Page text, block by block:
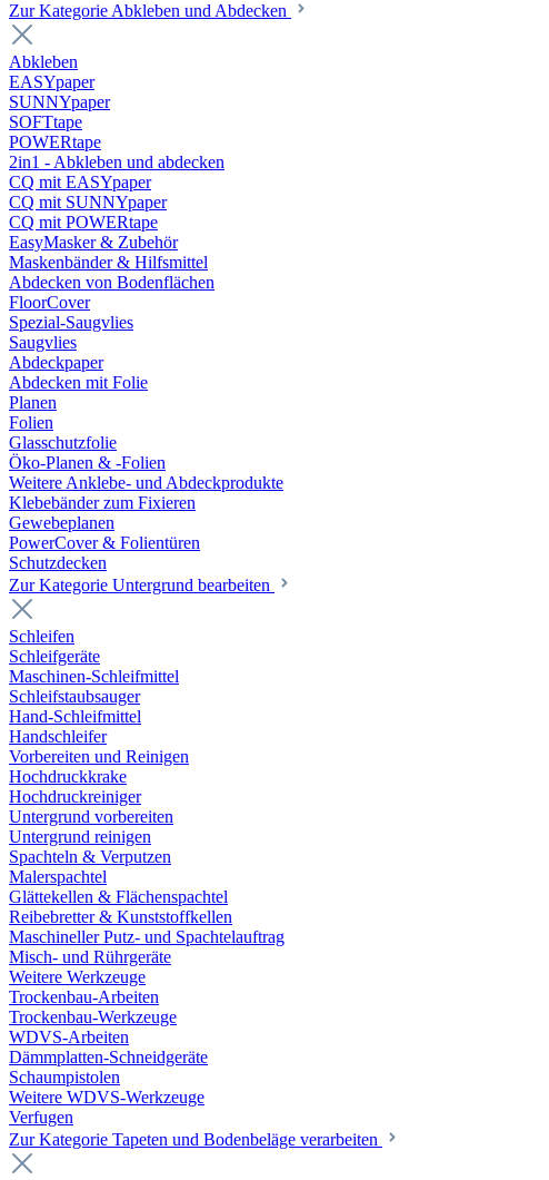
Zur Kategorie Abkleben und Abdecken
Abkleben
EASYpaper
SUNNYpaper
SOFTtape
POWERtape
2in1 - Abkleben und abdecken
CQ mit EASYpaper
CQ mit SUNNYpaper
CQ mit POWERtape
EasyMasker & Zubehör
Maskenbänder & Hilfsmittel
Abdecken von Bodenflächen
FloorCover
Spezial-Saugvlies
Saugvlies
Abdeckpaper
Abdecken mit Folie
Planen
Folien
Glasschutzfolie
Öko-Planen & -Folien
Weitere Anklebe- und Abdeckprodukte
Klebebänder zum Fixieren
Gewebeplanen
PowerCover & Folientüren
Schutzdecken
Zur Kategorie Untergrund bearbeiten
Schleifen
Schleifgeräte
Maschinen-Schleifmittel
Schleifstaubsauger
Hand-Schleifmittel
Handschleifer
Vorbereiten und Reinigen
Hochdruckkrake
Hochdruckreiniger
Untergrund vorbereiten
Untergrund reinigen
Spachteln & Verputzen
Malerspachtel
Glättekellen & Flächenspachtel
Reibebretter & Kunststoffkellen
Maschineller Putz- und Spachtelauftrag
Misch- und Rührgeräte
Weitere Werkzeuge
Trockenbau-Arbeiten
Trockenbau-Werkzeuge
WDVS-Arbeiten
Dämmplatten-Schneidgeräte
Schaumpistolen
Weitere WDVS-Werkzeuge
Verfugen
Zur Kategorie Tapeten und Bodenbeläge verarbeiten